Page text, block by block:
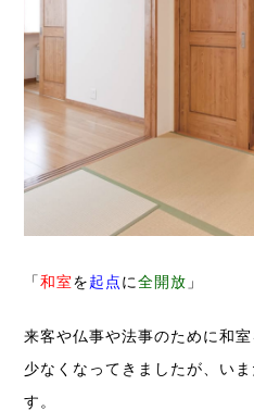
「和室を起点に全開放 」
来客や仏事や法事のために和
少なくなってきましたが、い
す。